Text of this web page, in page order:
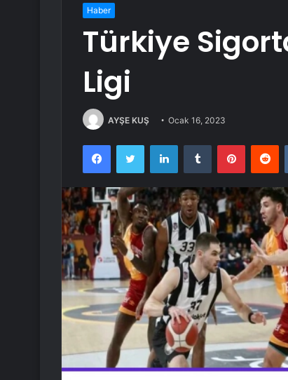
Haber
Türkiye
Ligi
AYŞE KUŞ Ocak 16, 2023
FacebookTwitter LinkedInTumblr Pinterest